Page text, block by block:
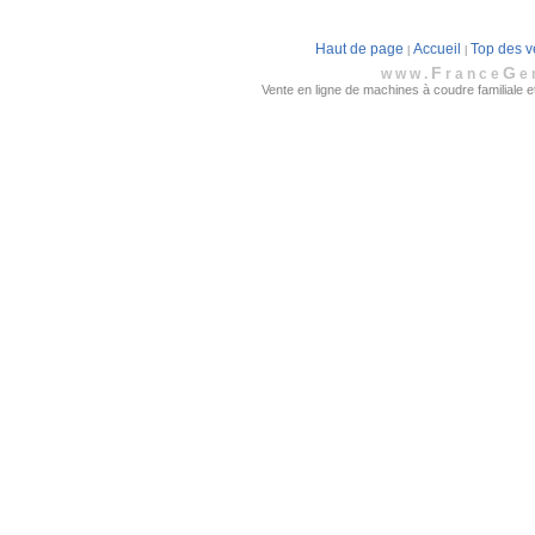
Haut de page Accueil
Top des
www. F rance G
Vente en ligne de machines à coudre familiale